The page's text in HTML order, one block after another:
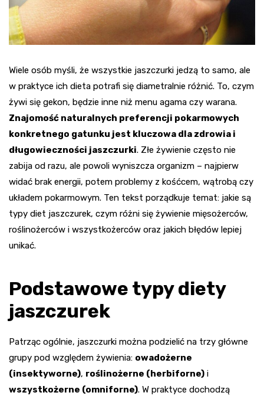
Wiele osób myśli, że wszystkie jaszczurki jedzą to samo, ale
w praktyce ich dieta potrafi się diametralnie różnić. To, czym
żywi się gekon, będzie inne niż menu agama czy warana.
Znajomość naturalnych preferencji pokarmowych
konkretnego gatunku jest kluczowa dla zdrowia i
długowieczności jaszczurki. Złe żywienie często nie
zabija od razu, ale powoli wyniszcza organizm – najpierw
widać brak energii, potem problemy z kośćcem, wątrobą czy
układem pokarmowym. Ten tekst porządkuje temat: jakie są
typy diet jaszczurek, czym różni się żywienie mięsożerców,
roślinożerców i wszystkożerców oraz jakich błędów lepiej
unikać.
Podstawowe typy diety
jaszczurek
Patrząc ogólnie, jaszczurki można podzielić na trzy główne
grupy pod względem żywienia: owadożerne
(insektyworne), roślinożerne (herbiforne) i
wszystkożerne (omniforne). W praktyce dochodzą